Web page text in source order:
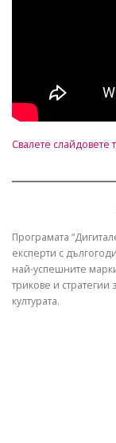
Свалете слайдовете
Програмата
експерти с
най-успешните
трикове и стратегии
културата.